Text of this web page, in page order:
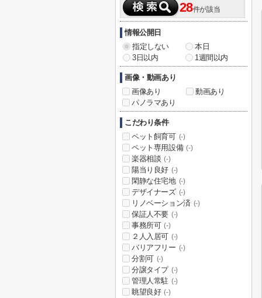
28件が該当
情報公開日
指定しない
本日
3日以内
1週間以内
画像・動画あり
画像あり
動画あり
パノラマあり
こだわり条件
ペット飼育可 (-)
ペット専用設備 (-)
楽器相談 (-)
陽当り良好 (-)
閑静な住宅地 (-)
デザイナーズ (-)
リノベーション済 (-)
保証人不要 (-)
事務所可 (-)
２人入居可 (-)
バリアフリー (-)
分割可 (-)
分譲タイプ (-)
管理人常駐 (-)
眺望良好 (-)